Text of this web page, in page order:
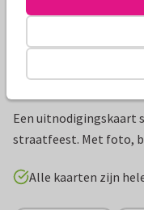
Een uitnodigingskaart
straatfeest. Met foto,
Alle kaarten zijn